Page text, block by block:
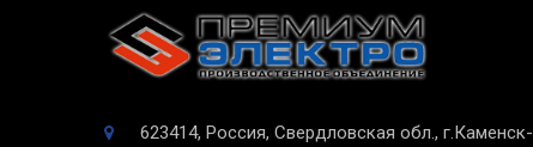
623414, Россия, Свердловская обл., г.Каменск-